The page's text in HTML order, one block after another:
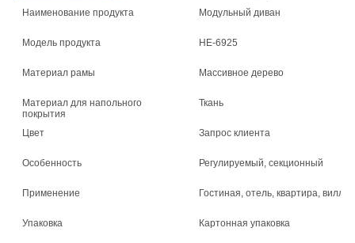
Наименование продукта Модульный диван
Модель продукта HE-6925
Материал рамы Массивное дерево
Материал для напольного
покрытия
Ткань
Цвет Запрос клиента
Особенность Регулируемый, секционный
Применение Гостиная, отель, квартира,
Упаковка Картонная упаковка